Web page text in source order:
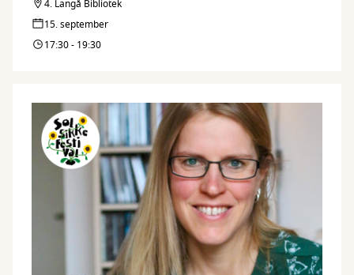
4. Langå Bibliotek
15. september
17:30 - 19:30